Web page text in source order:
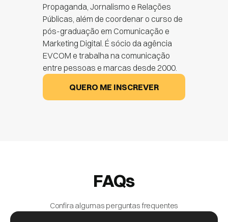
Propaganda, Jornalismo e Relações
Públicas, além de coordenar o curso de
pós-graduação em Comunicação e
Marketing Digital. É sócio da agência
EVCOM e trabalha na comunicação
entre pessoas e marcas desde 2000.
QUERO ME INSCREVER
FAQs
Confira algumas perguntas frequentes